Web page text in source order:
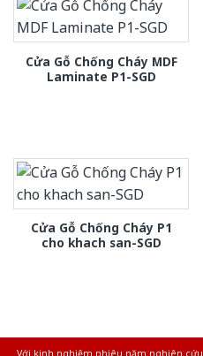
Cửa Gỗ Chống Cháy MDF
Laminate P1-SGD
Cửa Gỗ Chống Cháy P1
cho khach san-SGD
Với kinh nghiệm nhiêu năm nghiên